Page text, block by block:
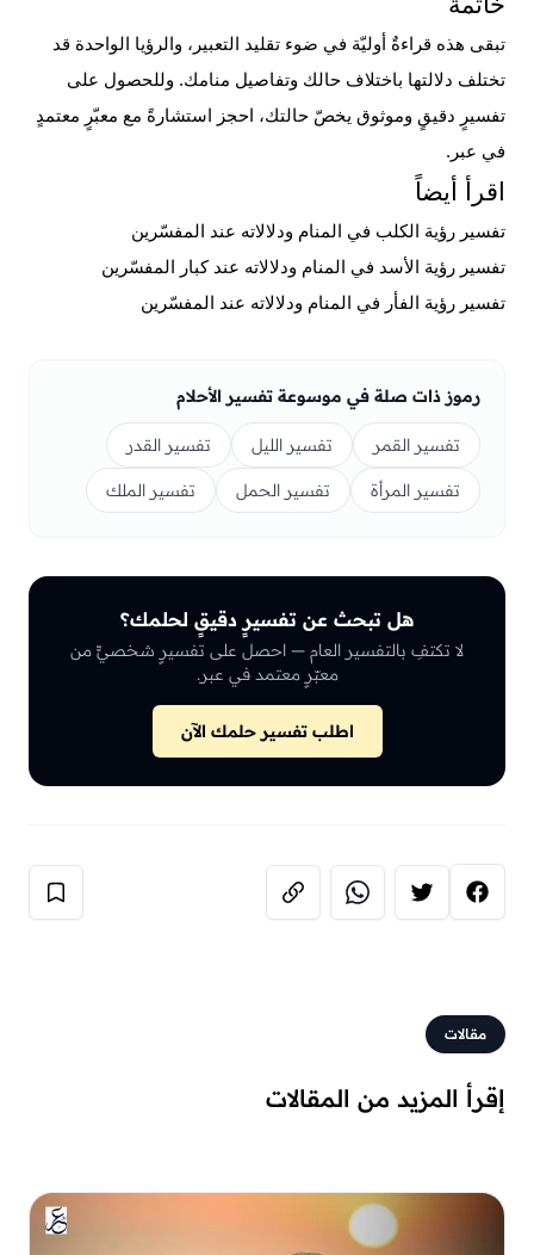
تبقى هذه قراءةٌ أوليّة في ضوء تقليد التعبير، والرؤيا الواحدة قد
تختلف دلالتها باختلاف حالك وتفاصيل منامك. وللحصول على
تفسيرٍ دقيقٍ وموثوق يخصّ حالتك، احجز استشارةً مع معبّرٍ معتمدٍ
في عبر .
اقرأ أيضاً
تفسير رؤية الكلب في المنام ودلالاته عند المفسّرين
تفسير رؤية الأسد في المنام ودلالاته عند كبار المفسّرين
تفسير رؤية الفأر في المنام ودلالاته عند المفسّرين
رموز ذات صلة في موسوعة تفسير الأحلام
تفسير القمر تفسير الليل تفسير القدر
تفسير المرأة تفسير الحمل تفسير الملك
هل تبحث عن تفسيرٍ دقيقٍ لحلمك؟
لا تكتفِ بالتفسير العام — احصل على تفسيرٍ شخصيٍّ من
معبّرٍ معتمد في عبر.
اطلب تفسير حلمك الآن
مقالات
إقرأ المزيد من المقالات